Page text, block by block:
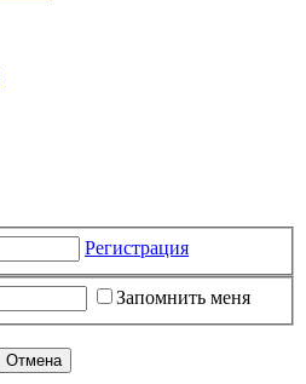
Регистрация
Запомнить меня
Отмена